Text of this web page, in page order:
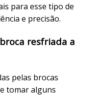
para esse tipo de
e precisão.
resfriada a
pelas brocas
tomar alguns